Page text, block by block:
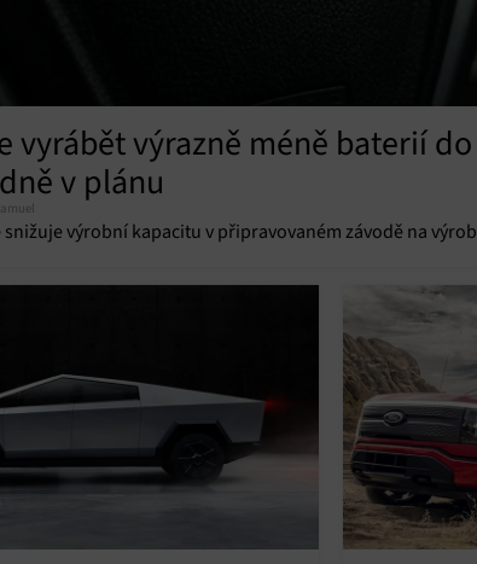
vyrábět výrazně méně baterií
v plánu
snižuje výrobní kapacitu v připravovaném závodě na